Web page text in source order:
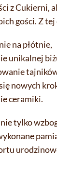
z Cukierni,
gości. Z
na płótnie,
unikalnej
nowych
ceramiki.
tylko